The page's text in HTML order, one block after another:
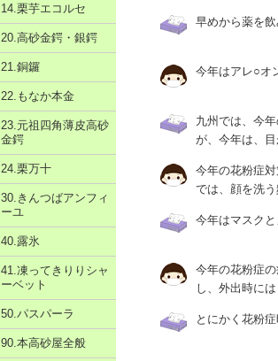
早めから薬を
今年はアレ○オ
九州では、今
が、今年は、
今年の花粉症
では、顔を洗
今年はマスク
今年の花粉症
し、外出時に
とにかく花粉
14.栗芋エコルセ
20.高砂金鍔・銀鍔
21.銅鑼
22.もなか本金
23.元祖四角薄皮高砂
金鍔
24.栗万十
30.きんつばアンフィ
ーユ
40.露氷
41.凍ってきりりシャ
ーベット
50.パスパーラ
90.本高砂屋全般